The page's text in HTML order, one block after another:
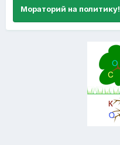
Мораторий на политику!